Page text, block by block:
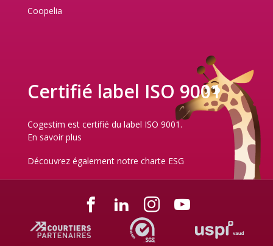
Coopelia
Certifié label ISO 9001
Cogestim est certifié du label ISO 9001.
En savoir plus
Découvrez également notre charte ESG